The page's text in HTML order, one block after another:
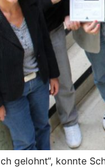
gelohnt“, konnte